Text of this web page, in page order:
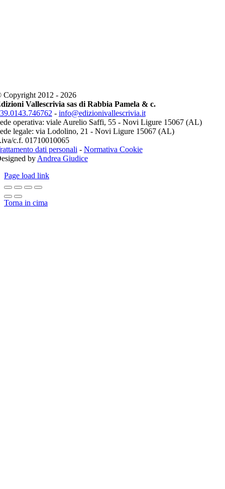
Copyright 2012 - 2026
Vallescrivia sas di Rabbia Pamela & c.
- info@edizionivallescrivia.it
operativa: viale Aurelio Saffi, 55 - Novi Ligure 15067 (AL)
legale: via Lodolino, 21 - Novi Ligure 15067 (AL)
c.f. 01710010065
dati personali - Normativa Cookie
by Andrea Giudice
Page load link
Torna in cima